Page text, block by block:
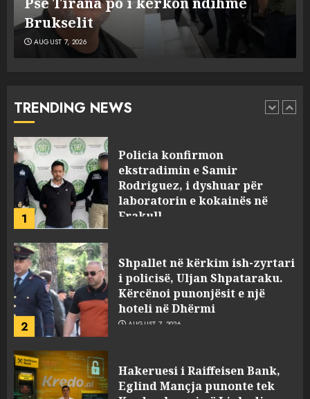
në aksident tre anëtarët e familjes!
AUGUST 7, 2026
TRENDING NEWS
5 AUGUST 7, 2026
1
Policia konfirmon
Frakull
2
Shpallet në kërkim ish-zyrtari
i policisë, Uljan Shpataraku.
Kërcënoi punonjësit e një
hoteli në Dhërmi
AUGUST 7, 2026
3
Hakeruesi i Raiffeisen Bank,
Eglind Mançja punonte tek
Kredo.al, vuri në Linkedin
foto të një personi tjetër
AUGUST 7, 2026
Nuk u ekstradua, por u
deportua nga SHBA, si u kthye